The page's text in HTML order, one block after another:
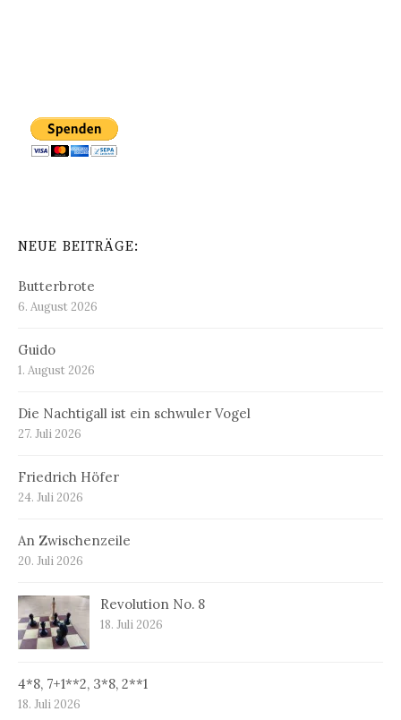
NEUE BEITRÄGE:
Butterbrote
6. August 2026
Guido
1. August 2026
Die Nachtigall ist ein schwuler Vogel
27. Juli 2026
Friedrich Höfer
24. Juli 2026
An Zwischenzeile
20. Juli 2026
Revolution No. 8
18. Juli 2026
4*8, 7+1**2, 3*8, 2**1
18. Juli 2026